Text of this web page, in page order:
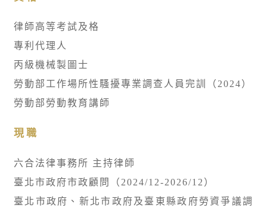
律師高等考試及格
專利代理人
丙級機械製圖士
勞動部工作場所性騷擾專業調查人員完訓（2024）
勞動部勞動教育講師
現職
六合法律事務所 主持律師
臺北市政府市政顧問（2024/12-2026/12）
臺北市政府、新北市政府及臺東縣政府勞資爭議調